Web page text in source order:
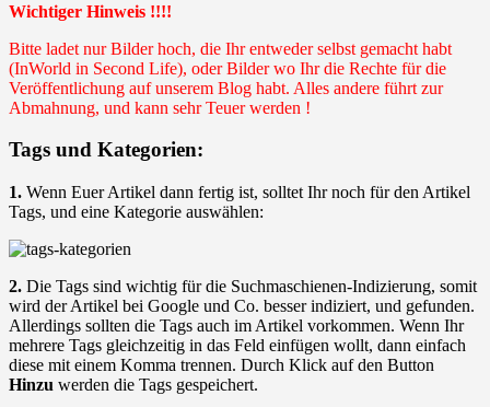
Wichtiger Hinweis !!!!
Bitte ladet nur Bilder hoch, die Ihr entweder selbst gemacht habt
(InWorld in Second Life), oder Bilder wo Ihr die Rechte für die
Veröffentlichung auf unserem Blog habt. Alles andere führt zur
Abmahnung, und kann sehr Teuer werden !
Tags und Kategorien:
1. Wenn Euer Artikel dann fertig ist, solltet Ihr noch für den Artikel
Tags, und eine Kategorie auswählen:
2. Die Tags sind wichtig für die Suchmaschienen-Indizierung, somit
wird der Artikel bei Google und Co. besser indiziert, und gefunden.
Allerdings sollten die Tags auch im Artikel vorkommen. Wenn Ihr
mehrere Tags gleichzeitig in das Feld einfügen wollt, dann einfach
diese mit einem Komma trennen. Durch Klick auf den Button
Hinzu werden die Tags gespeichert.